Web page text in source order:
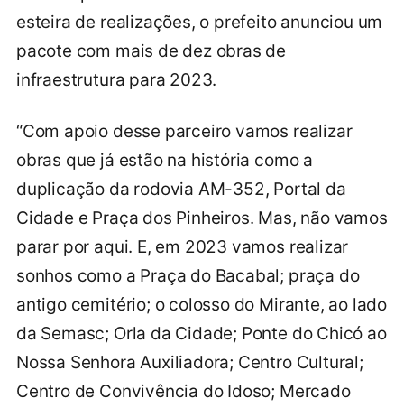
esteira de realizações, o prefeito anunciou um
pacote com mais de dez obras de
infraestrutura para 2023.
“Com apoio desse parceiro vamos realizar
obras que já estão na história como a
duplicação da rodovia AM-352, Portal da
Cidade e Praça dos Pinheiros. Mas, não vamos
parar por aqui. E, em 2023 vamos realizar
sonhos como a Praça do Bacabal; praça do
antigo cemitério; o colosso do Mirante, ao lado
da Semasc; Orla da Cidade; Ponte do Chicó ao
Nossa Senhora Auxiliadora; Centro Cultural;
Centro de Convivência do Idoso; Mercado